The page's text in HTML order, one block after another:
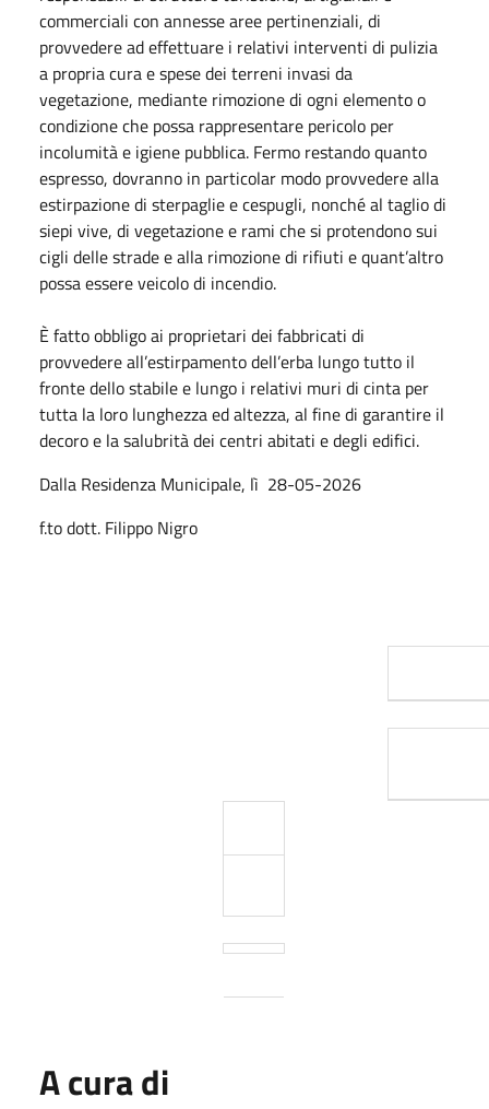
commerciali con annesse aree pertinenziali, di
provvedere ad effettuare i relativi interventi di pulizia
a propria cura e spese dei terreni invasi da
vegetazione, mediante rimozione di ogni elemento o
condizione che possa rappresentare pericolo per
incolumità e igiene pubblica. Fermo restando quanto
espresso, dovranno in particolar modo provvedere alla
estirpazione di sterpaglie e cespugli, nonché al taglio di
siepi vive, di vegetazione e rami che si protendono sui
cigli delle strade e alla rimozione di rifiuti e quant’altro
possa essere veicolo di incendio.
È fatto obbligo ai proprietari dei fabbricati di
provvedere all’estirpamento dell’erba lungo tutto il
fronte dello stabile e lungo i relativi muri di cinta per
tutta la loro lunghezza ed altezza, al fine di garantire il
decoro e la salubrità dei centri abitati e degli edifici.
Dalla Residenza Municipale, lì 28-05-2026
f.to dott. Filippo Nigro
A cura di